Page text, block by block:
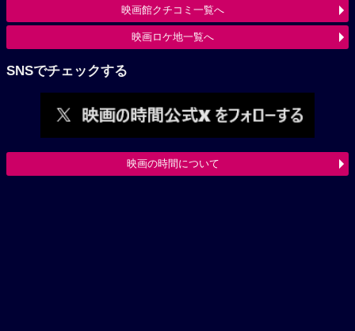
映画館クチコミ一覧へ
映画ロケ地一覧へ
SNSでチェックする
映画の時間について